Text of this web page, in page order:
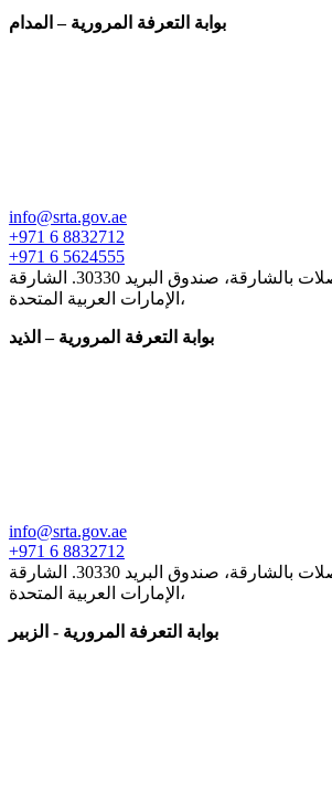
بوابة التعرفة المرورية – المدام
info@srta.gov.ae
+971 6 8832712
+971 6 5624555
هيئة الطرق والمواصلات بالشارقة، صندوق البريد 30330. الشارقة
،الإمارات العربية المتحدة
بوابة التعرفة المرورية – الذيد
info@srta.gov.ae
+971 6 8832712
هيئة الطرق والمواصلات بالشارقة، صندوق البريد 30330. الشارقة
،الإمارات العربية المتحدة
بوابة التعرفة المرورية - الزبير